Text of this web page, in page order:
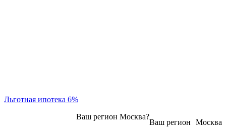
Льготная ипотека 6%
Москва
Ваш регион
Ваш регион Москва?